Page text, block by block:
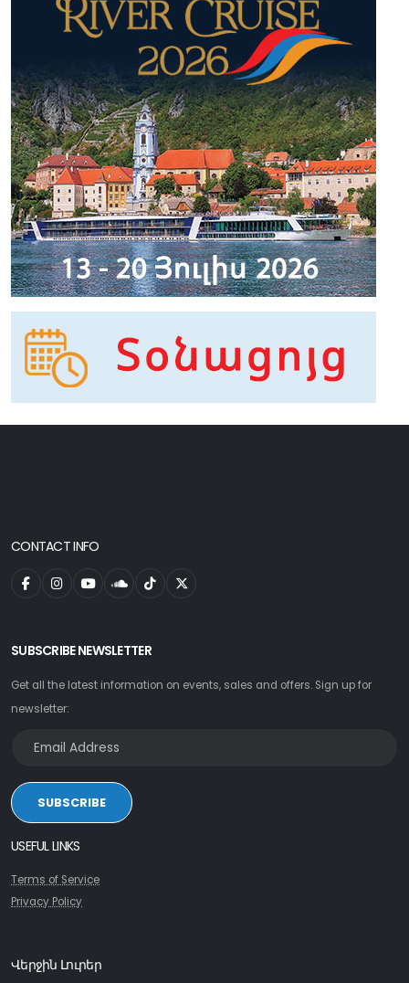
CONTACT INFO
SUBSCRIBE NEWSLETTER
Get all the latest information on events, sales and offers. Sign up for
newsletter:
SUBSCRIBE
USEFUL LINKS
Terms of Service
Privacy Policy
Վերջին Լուրեր